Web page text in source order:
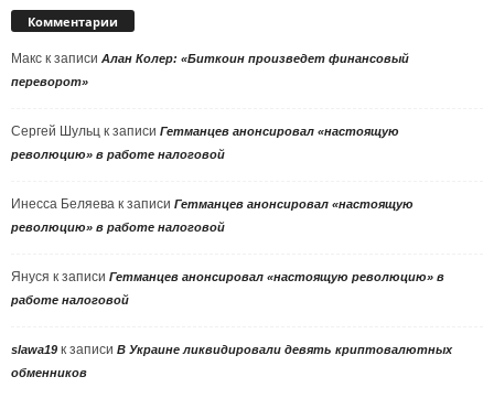
Комментарии
Макс к записи Алан Колер: «Биткоин произведет финансовый
переворот»
Сергей Шульц к записи Гетманцев анонсировал «настоящую
революцию» в работе налоговой
Инесса Беляева к записи Гетманцев анонсировал «настоящую
революцию» в работе налоговой
Януся к записи Гетманцев анонсировал «настоящую революцию» в
работе налоговой
slawa19 к записи В Украине ликвидировали девять криптовалютных
обменников